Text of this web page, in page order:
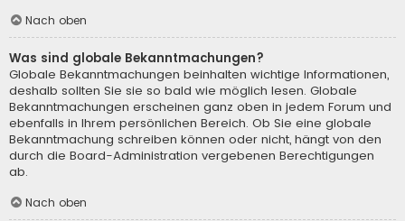
Nach oben
Was sind globale Bekanntmachungen?
Globale Bekanntmachungen beinhalten wichtige Informationen,
deshalb sollten Sie sie so bald wie möglich lesen. Globale
Bekanntmachungen erscheinen ganz oben in jedem Forum und
ebenfalls in Ihrem persönlichen Bereich. Ob Sie eine globale
Bekanntmachung schreiben können oder nicht, hängt von den
durch die Board-Administration vergebenen Berechtigungen
ab.
Nach oben